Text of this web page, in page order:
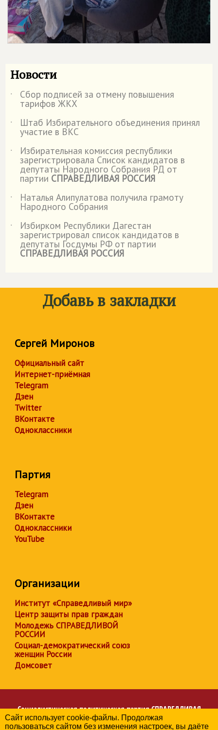
Новости
˙ Сбор подписей за отмену повышения
тарифов ЖКХ
˙
Штаб Избирательного объединения принял
участие в ВКС
˙
Избирательная комиссия республики
зарегистрировала Список кандидатов в
депутаты Народного Собрания РД от
партии СПРАВЕДЛИВАЯ РОССИЯ
˙
Наталья Алипулатова получила грамоту
Народного Собрания
˙
Избирком Республики Дагестан
зарегистрировал список кандидатов в
депутаты Госдумы РФ от партии
СПРАВЕДЛИВАЯ РОССИЯ
Добавь в закладки
Сергей Миронов
Официальный сайт
Интернет-приёмная
Telegram
Дзен
Twitter
ВКонтакте
Одноклассники
Партия
Telegram
Дзен
ВКонтакте
Одноклассники
YouTube
Организации
Институт «Справедливый мир»
Центр защиты прав граждан
Молодежь СПРАВЕДЛИВОЙ
РОССИИ
Социал-демократический союз
женщин России
Домсовет
Социалистическая политическая партияСПРАВЕДЛИВАЯ
РОССИЯ
Сайт использует cookie-файлы. Продолжая
пользоваться сайтом без изменения настроек, вы даёте